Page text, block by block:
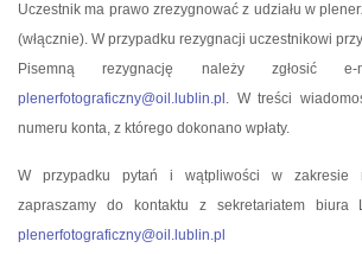
Uczestnik ma prawo zrezygnować z udziału w
(włącznie). W przypadku rezygnacji uczestnikowi
Pisemną rezygnację należy zgłosić
plenerfotograficzny@oil.lublin.pl . W treści
numeru konta, z którego dokonano wpłaty.
W przypadku pytań i wątpliwości w zakresie
zapraszamy do kontaktu z sekretariatem biura
plenerfotograficzny@oil.lublin.pl